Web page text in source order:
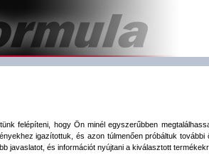
felépíteni, hogy Ön minél egyszerűbben
igazítottuk, és azon túlmenően próbáltuk további
javaslatot, és információt nyújtani a kiválasztott